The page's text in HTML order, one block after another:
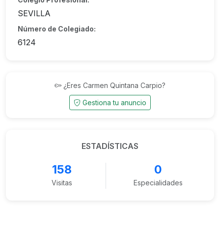
SEVILLA
Número de Colegiado:
6124
¿Eres Carmen Quintana Carpio?
Gestiona tu anuncio
ESTADÍSTICAS
158
Visitas
0
Especialidades